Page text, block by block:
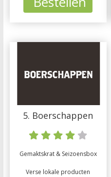
5. Boerschappen
Gemaktskrat & Seizoensbox
Verse lokale producten